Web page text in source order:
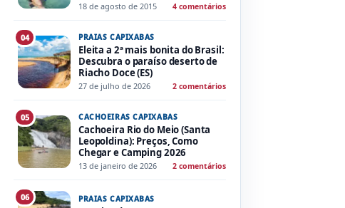
18 de agosto de 2015 4 comentários
04 PRAIAS CAPIXABAS
Eleita a 2ª mais bonita do Brasil:
Descubra o paraíso deserto de
Riacho Doce (ES)
27 de julho de 2026 2 comentários
05 CACHOEIRAS CAPIXABAS
Cachoeira Rio do Meio (Santa
Leopoldina): Preços, Como
Chegar e Camping 2026
13 de janeiro de 2026 2 comentários
06 PRAIAS CAPIXABAS